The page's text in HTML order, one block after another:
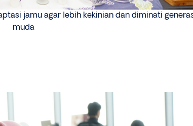
jamu agar lebih kekinian dan diminati
muda